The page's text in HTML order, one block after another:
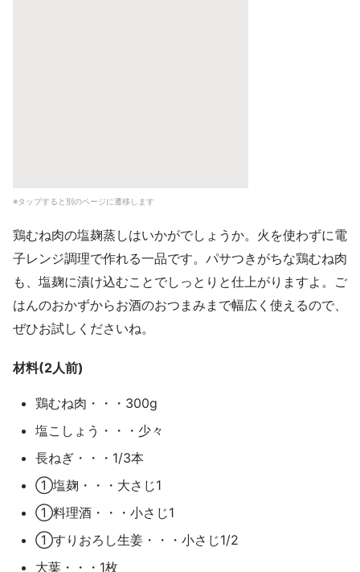
※タップすると別のページに遷移します
鶏むね肉の塩麹蒸しはいかがでしょうか。火を使わずに電
子レンジ調理で作れる一品です。パサつきがちな鶏むね肉
も、塩麹に漬け込むことでしっとりと仕上がりますよ。ご
はんのおかずからお酒のおつまみまで幅広く使えるので、
ぜひお試しくださいね。
材料(2人前)
鶏むね肉・・・300g
塩こしょう・・・少々
長ねぎ・・・1/3本
①塩麹・・・大さじ1
①料理酒・・・小さじ1
①すりおろし生姜・・・小さじ1/2
大葉・・・1枚